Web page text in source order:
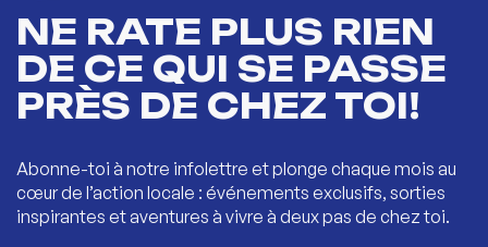
NE RATE PLUS RIEN
DE CE QUI SE PASSE
PRÈS DE CHEZ TOI!
Abonne-toi à notre infolettre et plonge chaque mois au
cœur de l’action locale : événements exclusifs, sorties
inspirantes et aventures à vivre à deux pas de chez toi.